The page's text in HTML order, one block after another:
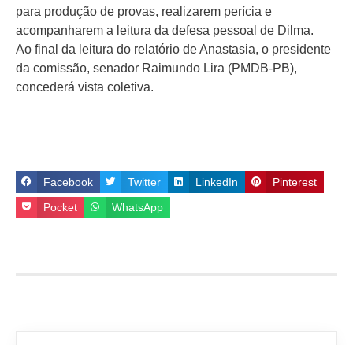
para produção de provas, realizarem perícia e
acompanharem a leitura da defesa pessoal de Dilma.
Ao final da leitura do relatório de Anastasia, o presidente
da comissão, senador Raimundo Lira (PMDB-PB),
concederá vista coletiva.
Facebook Twitter LinkedIn Pinterest
Pocket WhatsApp